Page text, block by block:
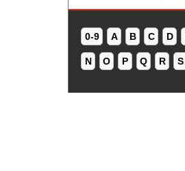
0-9 A B C D
N O P Q R S